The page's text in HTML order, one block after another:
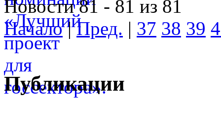
Новости 81 - 81 из 81
Начало|Пред. | 37 38 39
Публикации